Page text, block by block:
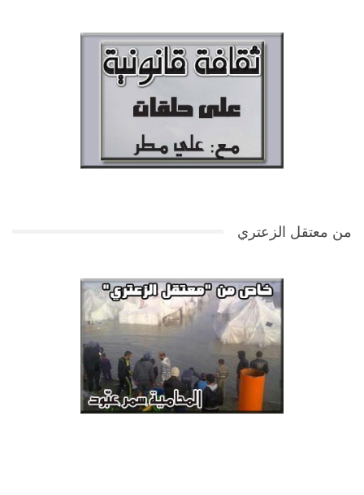
من معتقل الزعتري